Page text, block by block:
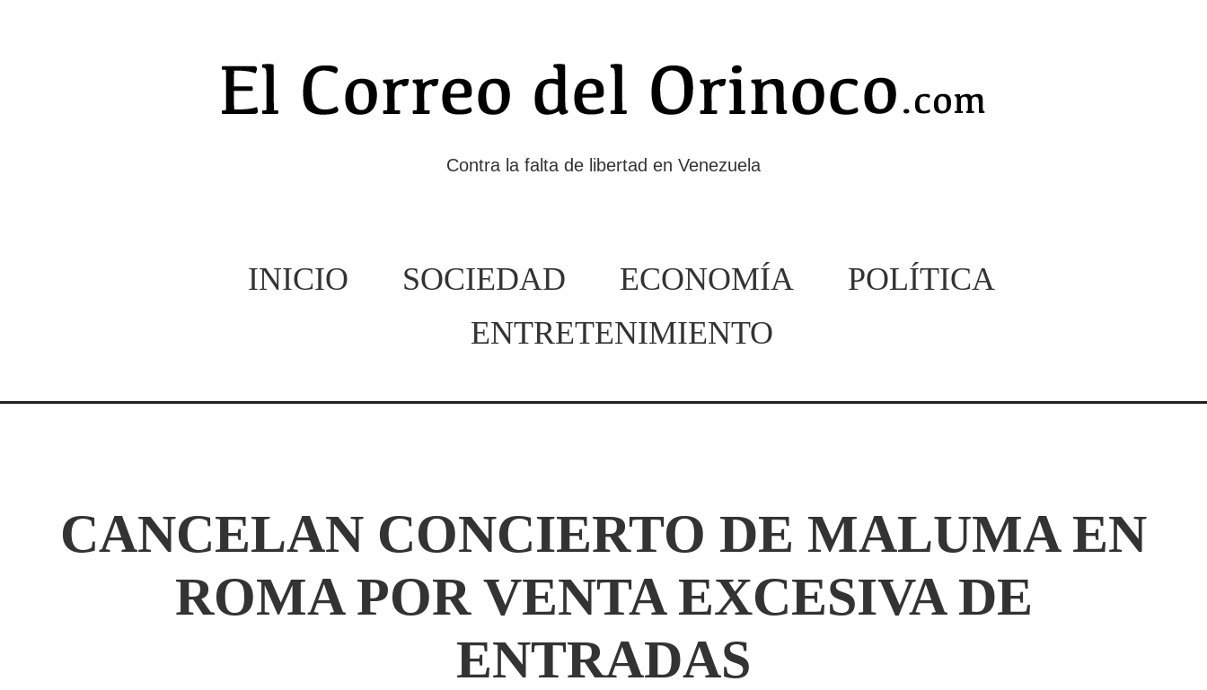
Contra la falta de libertad en Venezuela
INICIO SOCIEDAD ECONOMÍA
POLÍTICA
ENTRETENIMIENTO
CANCELAN CONCIERTO DE MALUMA EN
ROMA POR VENTA EXCESIVA DE
ENTRADAS